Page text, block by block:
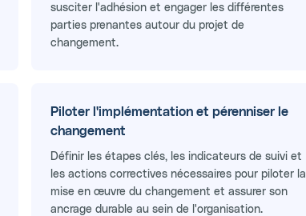
susciter l'adhésion et engager les différentes
parties prenantes autour du projet de
changement.
Piloter l'implémentation et pérenniser le
changement
Définir les étapes clés, les indicateurs de suivi et
les actions correctives nécessaires pour piloter la
mise en œuvre du changement et assurer son
ancrage durable au sein de l'organisation.